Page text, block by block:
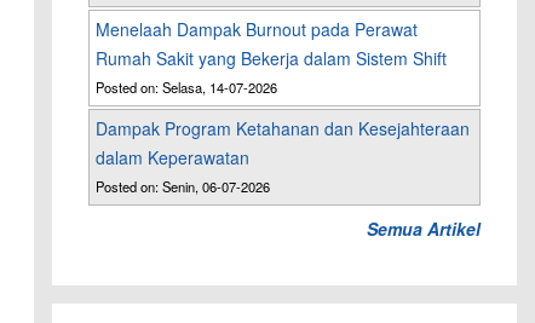
Menelaah Dampak Burnout pada Perawat
Rumah Sakit yang Bekerja dalam Sistem Shift
Posted on: Selasa, 14-07-2026
Dampak Program Ketahanan dan Kesejahteraan
dalam Keperawatan
Posted on: Senin, 06-07-2026
Semua Artikel